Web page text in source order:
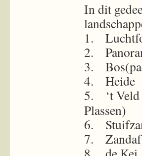
In dit
1.
2.
3.
4. Heide
5. ‘t Veld
Plassen)
6.
7.